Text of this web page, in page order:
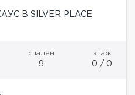
В SILVER PLACE
спален
9
этаж
0 / 0